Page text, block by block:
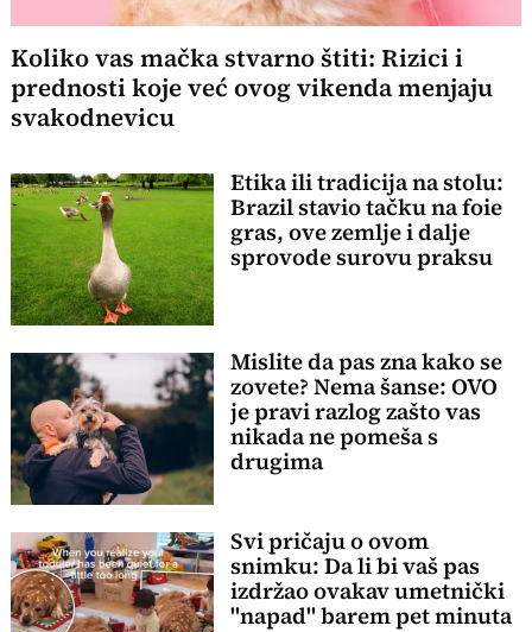
Koliko vas mačka stvarno štiti: Rizici i
prednosti koje već ovog vikenda menjaju
svakodnevicu
Etika ili tradicija na stolu:
Brazil stavio tačku na foie
gras, ove zemlje i dalje
sprovode surovu praksu
Mislite da pas zna kako se
zovete? Nema šanse: OVO
je pravi razlog zašto vas
nikada ne pomeša s
drugima
Svi pričaju o ovom
snimku: Da li bi vaš pas
izdržao ovakav umetnički
"napad" barem pet minuta